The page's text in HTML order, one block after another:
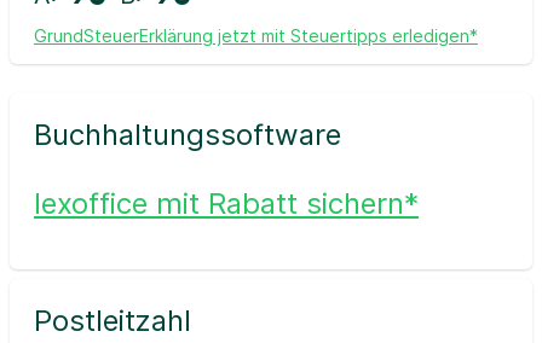
GrundSteuerErklärung jetzt mit Steuertipps erledigen*
Buchhaltungssoftware
lexoffice mit Rabatt sichern*
Postleitzahl